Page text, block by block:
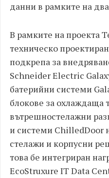
данни в рамките на
В рамките на проекта
техническо
подкрепа за
Schneider Electric
батерийни системи
блокове за охлаждаща
вътрешностелажни
и системи ChilledDoor
стелажи и корпусни
това бе интегриран
EcoStruxure IT Data